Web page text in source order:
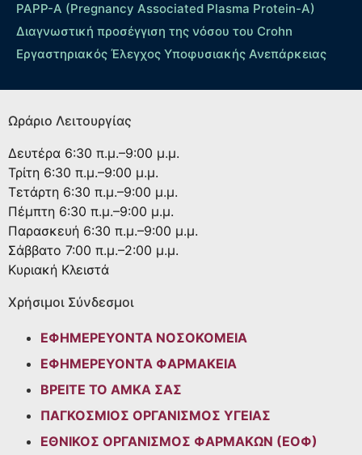
PAPP-A (Pregnancy Associated Plasma Protein-A)
Διαγνωστική προσέγγιση της νόσου του Crohn
Εργαστηριακός Έλεγχος Υποφυσιακής Ανεπάρκειας
Ωράριο Λειτουργίας
Δευτέρα 6:30 π.μ.–9:00 μ.μ.
Τρίτη 6:30 π.μ.–9:00 μ.μ.
Τετάρτη 6:30 π.μ.–9:00 μ.μ.
Πέμπτη 6:30 π.μ.–9:00 μ.μ.
Παρασκευή 6:30 π.μ.–9:00 μ.μ.
Σάββατο 7:00 π.μ.–2:00 μ.μ.
Κυριακή Κλειστά
Χρήσιμοι Σύνδεσμοι
ΕΦΗΜΕΡΕΥΟΝΤΑ ΝΟΣΟΚΟΜΕΙΑ
ΕΦΗΜΕΡΕΥΟΝΤΑ ΦΑΡΜΑΚΕΙΑ
ΒΡΕΙΤΕ ΤΟ ΑΜΚΑ ΣΑΣ
ΠΑΓΚΟΣΜΙΟΣ ΟΡΓΑΝΙΣΜΟΣ ΥΓΕΙΑΣ
ΕΘΝΙΚΟΣ ΟΡΓΑΝΙΣΜΟΣ ΦΑΡΜΑΚΩΝ (ΕΟΦ)